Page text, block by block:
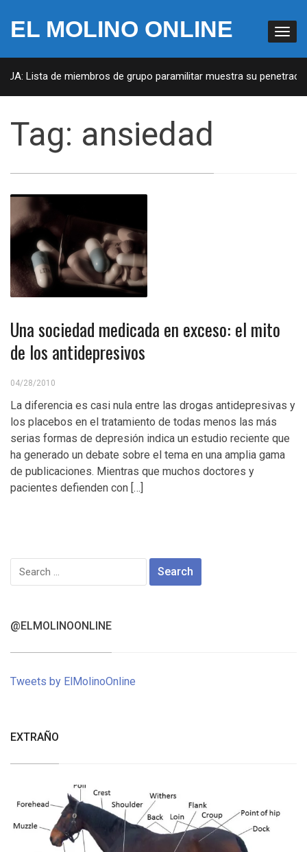
EL MOLINO ONLINE
Lista de miembros de grupo paramilitar muestra su
Tag: ansiedad
Una sociedad medicada en exceso: el mito
de los antidepresivos
04/28/2010
La diferencia es casi nula entre las drogas antidepresivas y
los placebos en el tratamiento de todas menos las más
serias formas de depresión indica un estudio reciente que
ha generado un debate sobre el tema en una amplia gama
de publicaciones. Mientras que muchos doctores y
pacientes defienden con […]
Search
for:
@ELMOLINOONLINE
Tweets by ElMolinoOnline
EXTRAÑO